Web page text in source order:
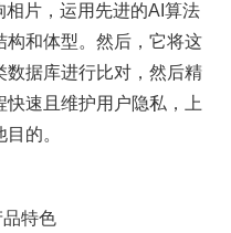
相片，运用先进的AI算法
构和体型。然后，它将这
数据库进行比对，然后精
速且维护用户隐私，上
的。
特色